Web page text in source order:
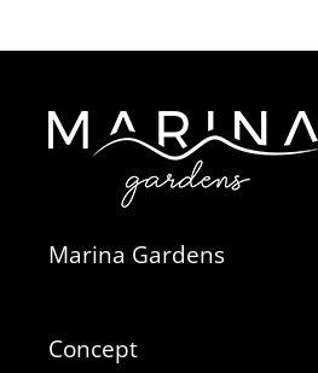
Marina Gardens
Concept